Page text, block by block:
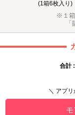
(1箱6枚入り)
※１
合計 :
＼ アプ